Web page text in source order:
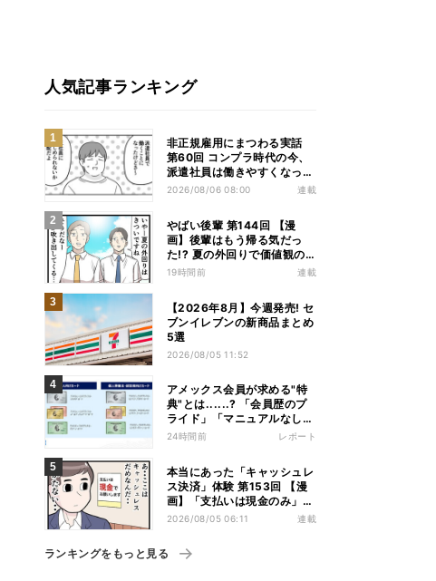
人気記事ランキング
非正規雇用にまつわる実話
第60回 コンプラ時代の今、
派遣社員は働きやすくなっ
た?
2026/08/06 08:00 連載
やばい後輩 第144回 【漫
画】後輩はもう帰る気だっ
た!? 夏の外回りで価値観の
違いを実感
19時間前 連載
【2026年8月】今週発売! セ
ブンイレブンの新商品まとめ
5選
2026/08/05 11:52
アメックス会員が求める"特
典"とは......? 「会員歴のプ
ライド」「マニュアルなしの
コンシェルジュ」など担当者
24時間前 レポート
本当にあった「キャッシュレ
ス決済」体験 第153回 【漫
画】「支払いは現金のみ」と
分かっていたのに……会計で
2026/08/05 06:11 連載
ランキングをもっと見る